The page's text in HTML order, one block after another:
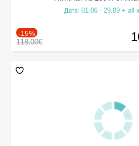
Дата: 01.06 - 29.09 + all
-15%
118.00€